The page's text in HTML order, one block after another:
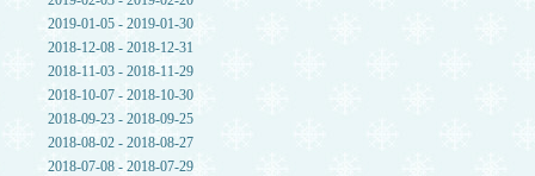
2019-01-05 - 2019-01-30
2018-12-08 - 2018-12-31
2018-11-03 - 2018-11-29
2018-10-07 - 2018-10-30
2018-09-23 - 2018-09-25
2018-08-02 - 2018-08-27
2018-07-08 - 2018-07-29